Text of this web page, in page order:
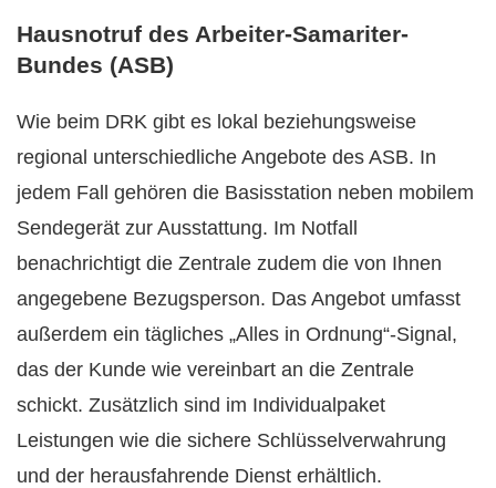
Hausnotruf des Arbeiter-Samariter-
Bundes (ASB)
Wie beim DRK gibt es lokal beziehungsweise
regional unterschiedliche Angebote des ASB. In
jedem Fall gehören die Basisstation neben mobilem
Sendegerät zur Ausstattung. Im Notfall
benachrichtigt die Zentrale zudem die von Ihnen
angegebene Bezugsperson. Das Angebot umfasst
außerdem ein tägliches „Alles in Ordnung“-Signal,
das der Kunde wie vereinbart an die Zentrale
schickt. Zusätzlich sind im Individualpaket
Leistungen wie die sichere Schlüsselverwahrung
und der herausfahrende Dienst erhältlich.